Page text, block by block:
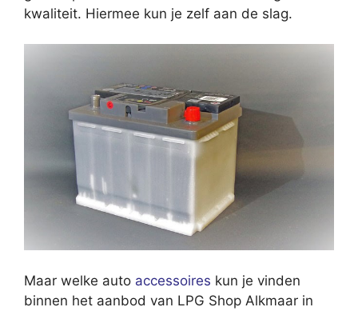
kwaliteit. Hiermee kun je zelf aan de slag.
Maar welke auto accessoires kun je vinden
binnen het aanbod van LPG Shop Alkmaar in